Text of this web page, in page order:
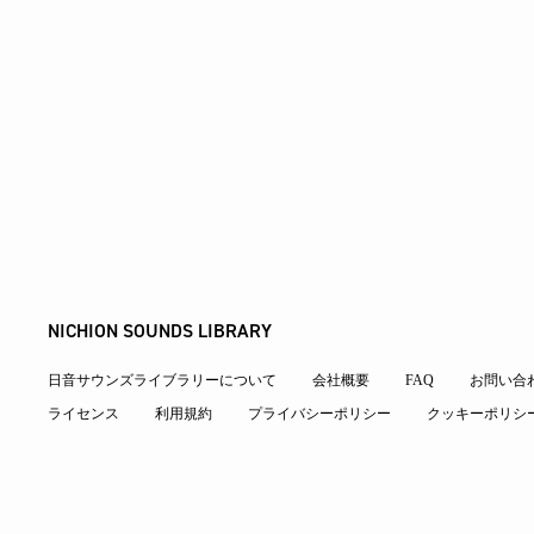
NICHION SOUNDS LIBRARY
日音サウンズライブラリーについて 会社概要 FAQ
お問い合
ライセンス
利用規約 プライバシーポリシー クッキーポリシ